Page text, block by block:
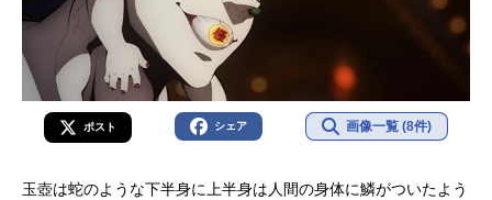
ポスト シェア 画像一覧 (8件)
玉壺は蛇のような下半身に上半身は人間の身体に鱗がついたよう